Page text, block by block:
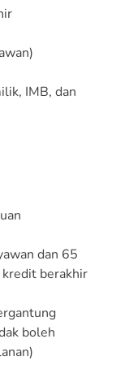
IMB, dan
dan 65
berakhir
boleh